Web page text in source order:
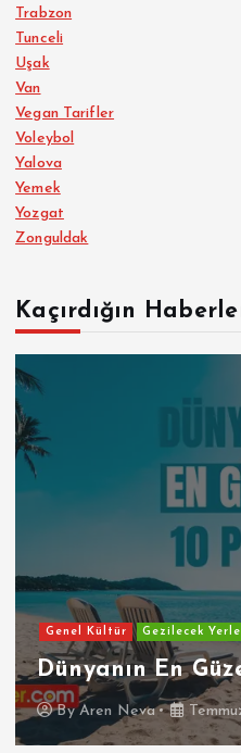
Trabzon
Tunceli
Uşak
Van
Vegan Tarifler
Voleybol
Yalova
Yemek
Yozgat
Zonguldak
Kaçırdığın
Genel Kültür Gezilecek
Dünyanın En
ByAren Neva